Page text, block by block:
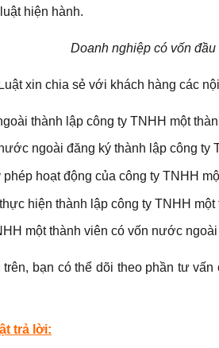
hiện hành.
Doanh nghiệp có vốn
xin chia sẻ với khách hàng các
thành lập công ty TNHH một
ngoài đăng ký thành lập công ty
hoạt động của công ty TNHH
hiện thành lập công ty TNHH một
một thành viên có vốn nước
bạn có thể dõi theo phần tư
trả lời: